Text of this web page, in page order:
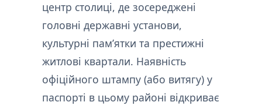
центр столиці, де зосереджені
головні державні установи,
культурні пам’ятки та престижні
житлові квартали. Наявність
офіційного штампу (або витягу) у
паспорті в цьому районі відкриває